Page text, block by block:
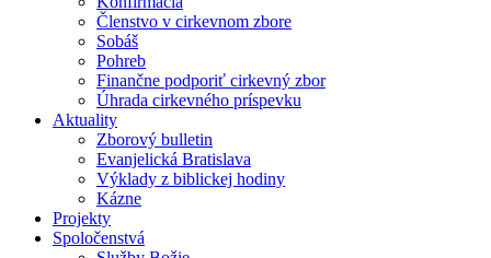
Členstvo v cirkevnom zbore
Sobáš
Pohreb
Finančne podporiť cirkevný zbor
Úhrada cirkevného príspevku
Aktuality
Zborový bulletin
Evanjelická Bratislava
Výklady z biblickej hodiny
Kázne
Projekty
Spoločenstvá